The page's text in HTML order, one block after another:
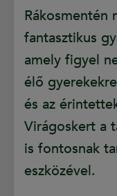
Rákosmentén
fantasztikus
amely figyel
élő
és az
Virágoskert a
is fontosnak
eszközével.